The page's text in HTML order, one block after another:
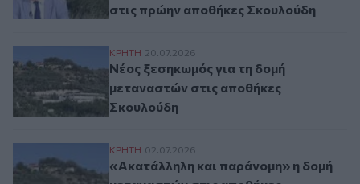
στις πρώην αποθήκες Σκουλούδη
Νέος ξεσηκωμός για τη δομή
ΚΡΗΤΗ 20.07.2026
Νέος ξεσηκωμός για τη δομή
μεταναστών στις αποθήκες
Σκουλούδη
«Ακατάλληλη και παράνομη» η δομή
ΚΡΗΤΗ 02.07.2026
«Ακατάλληλη και παράνομη» η δομή